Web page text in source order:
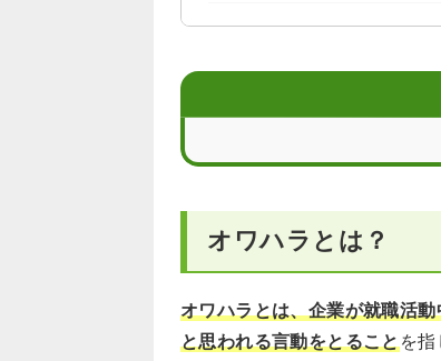
オワハラとは？
オワハラとは、企業が就職活
と思われる言動をとることを指